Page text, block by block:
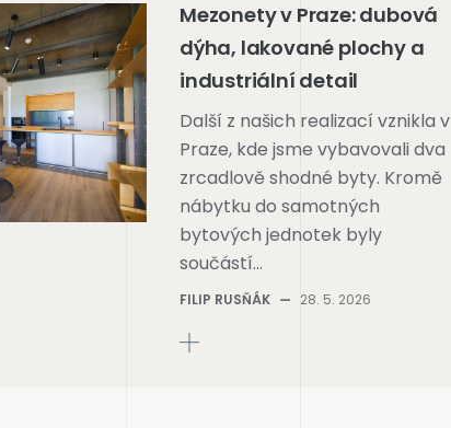
Mezonety v Praze: dubová
dýha, lakované plochy a
industriální detail
Další z našich realizací vznikla v
Praze, kde jsme vybavovali dva
zrcadlově shodné byty. Kromě
nábytku do samotných
bytových jednotek byly
součástí…
FILIP RUSŇÁK — 28. 5. 2026